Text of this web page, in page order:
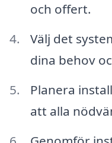
och offert.
Välj det
dina behov
Planera
att alla